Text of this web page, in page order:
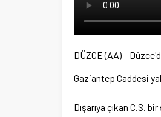
DÜZCE (AA) –
Gaziantep Caddesi
Dışarıya çıkan C.S.